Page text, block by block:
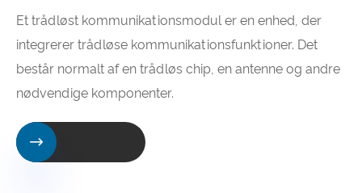
Et trådløst kommunikationsmodul er en enhed, der
integrerer trådløse kommunikationsfunktioner. Det
består normalt af en trådløs chip, en antenne og andre
nødvendige komponenter.
